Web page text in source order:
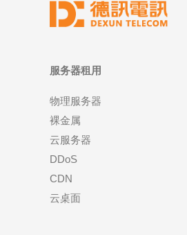
服务器租用
物理服务器
裸金属
云服务器
DDoS
CDN
云桌面